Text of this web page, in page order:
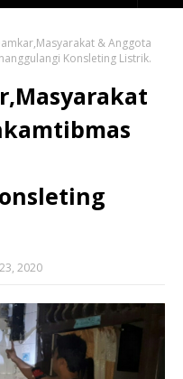
& Anggota
Konsleting Listrik.
2020